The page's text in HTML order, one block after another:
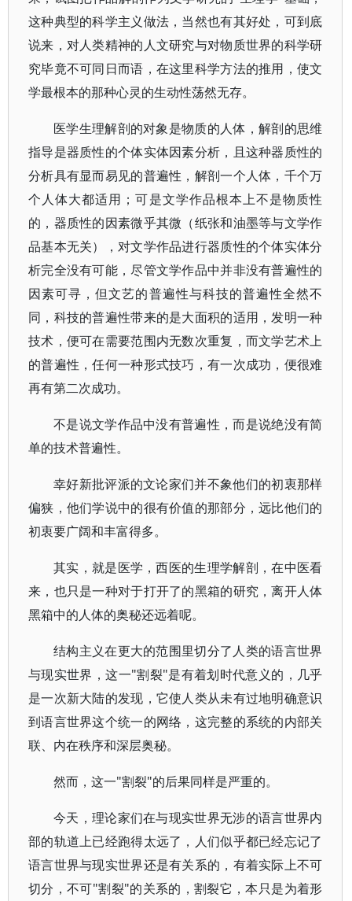
这种典型的科学主义做法，当然也有其好处，可到底
说来，对人类精神的人文研究与对物质世界的科学研
究毕竟不可同日而语，在这里科学方法的推用，使文
学最根本的那种心灵的生动性荡然无存。
医学生理解剖的对象是物质的人体，解剖的思维
指导是器质性的个体实体因素分析，且这种器质性的
分析具有显而易见的普遍性，解剖一个人体，千个万
个人体大都适用；可是文学作品根本上不是物质性
的，器质性的因素微乎其微（纸张和油墨等与文学作
品基本无关），对文学作品进行器质性的个体实体分
析完全没有可能，尽管文学作品中并非没有普遍性的
因素可寻，但文艺的普遍性与科技的普遍性全然不
同，科技的普遍性带来的是大面积的适用，发明一种
技术，便可在需要范围内无数次重复，而文学艺术上
的普遍性，任何一种形式技巧，有一次成功，便很难
再有第二次成功。
不是说文学作品中没有普遍性，而是说绝没有简
单的技术普遍性。
幸好新批评派的文论家们并不象他们的初衷那样
偏狭，他们学说中的很有价值的那部分，远比他们的
初衷要广阔和丰富得多。
其实，就是医学，西医的生理学解剖，在中医看
来，也只是一种对于打开了的黑箱的研究，离开人体
黑箱中的人体的奥秘还远着呢。
结构主义在更大的范围里切分了人类的语言世界
与现实世界，这一"割裂"是有着划时代意义的，几乎
是一次新大陆的发现，它使人类从未有过地明确意识
到语言世界这个统一的网络，这完整的系统的内部关
联、内在秩序和深层奥秘。
然而，这一"割裂"的后果同样是严重的。
今天，理论家们在与现实世界无涉的语言世界内
部的轨道上已经跑得太远了，人们似乎都已经忘记了
语言世界与现实世界还是有关系的，有着实际上不可
切分，不可"割裂"的关系的，割裂它，本只是为着形